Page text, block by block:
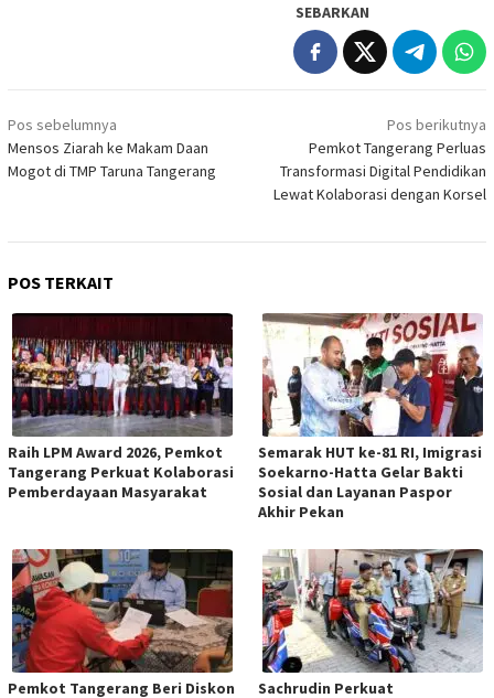
SEBARKAN
Navigasi
pos
Pos sebelumnya
Mensos Ziarah ke Makam Daan
Mogot di TMP Taruna Tangerang
Pos berikutnya
Pemkot Tangerang Perluas
Transformasi Digital Pendidikan
Lewat Kolaborasi dengan Korsel
POS TERKAIT
Raih LPM Award 2026, Pemkot
Tangerang Perkuat Kolaborasi
Pemberdayaan Masyarakat
Semarak HUT ke-81 RI, Imigrasi
Soekarno-Hatta Gelar Bakti
Sosial dan Layanan Paspor
Akhir Pekan
Pemkot Tangerang Beri Diskon
Sachrudin Perkuat